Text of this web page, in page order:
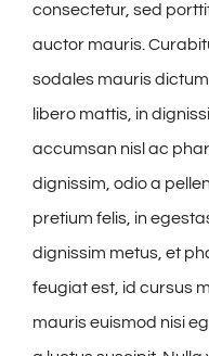
consectetur, sed
auctor mauris.
sodales mauris
libero mattis, in
accumsan nisl ac
dignissim, odio a
pretium felis, in
dignissim metus, et
feugiat est, id cursus
mauris euismod nisi